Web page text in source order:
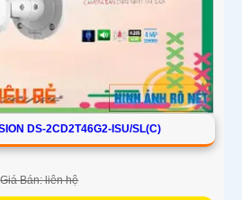
DS-2CD2T46G2-ISU/SL(C)
Giá Bán: liên hệ